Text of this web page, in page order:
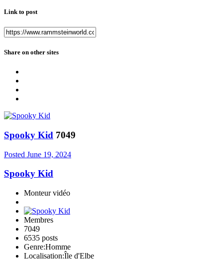
Link to post
Share on other sites
Spooky Kid 7049
Posted June 19, 2024
Spooky Kid
Monteur vidéo
Membres
7049
6535 posts
Genre:Homme
Localisation:Île d'Elbe